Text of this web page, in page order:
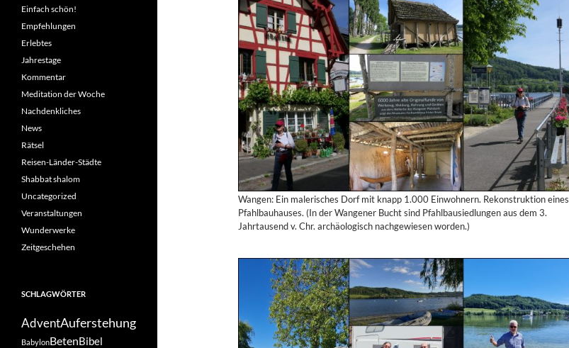
Wangen: Ein malerisches Dorf mit knapp 1.000 Einwohnern. Rekonstruktion eines
Pfahlbauhauses. (In der Wangener Bucht sind Pfahlbausiedlungen aus dem 3.
Jahrtausend v. Chr. archäologisch nachgewiesen worden.)
Einfach schön!
Empfehlungen
Erlebtes
Jahrestage
Kommentar
Meditation der Woche
Nachdenkliches
News
Rätsel
Reisen-Länder-Städte
Shabbat shalom
Uncategorized
Veranstaltungen
Wunderwerke
Zeitgeschehen
SCHLAGWÖRTER
AdventAuferstehung
BabylonBetenBibel